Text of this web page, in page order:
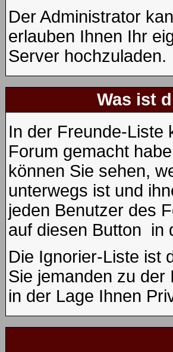
Der Administrator
erlauben Ihnen Ihr
Server hochzuladen.
Was ist
In der Freunde-Liste
Forum gemacht
können Sie sehen,
unterwegs ist und
jeden Benutzer des
auf diesen Button in
Die Ignorier-Liste ist
Sie jemanden zu
in der Lage Ihnen